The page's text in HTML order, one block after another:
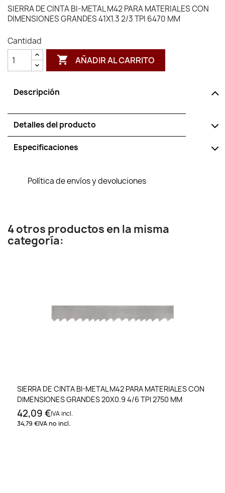
SIERRA DE CINTA BI-METAL M42 PARA MATERIALES CON
DIMENSIONES GRANDES 41X1.3 2/3 TPI 6470 MM
Cantidad
 AÑADIR AL CARRITO
Descripción
Detalles del producto
Especificaciones
Política de envíos y devoluciones
4 otros productos en la misma
categoría:
SIERRA DE CINTA BI-METAL M42 PARA MATERIALES CON
DIMENSIONES GRANDES 20X0.9 4/6 TPI 2750 MM
42,09 €IVA incl.
34,79 €IVA no incl.